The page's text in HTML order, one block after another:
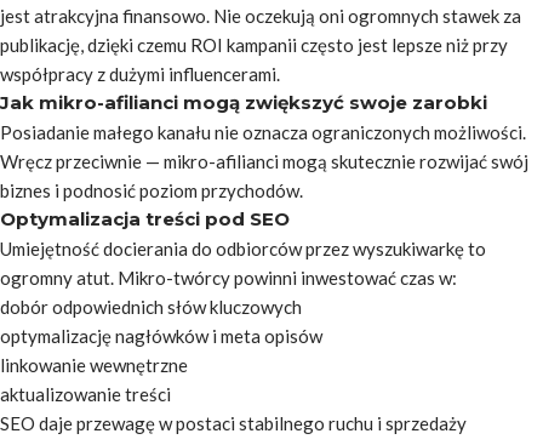
jest atrakcyjna finansowo. Nie oczekują oni ogromnych stawek za
publikację, dzięki czemu ROI kampanii często jest lepsze niż przy
współpracy z dużymi influencerami.
Jak mikro-afilianci mogą zwiększyć swoje zarobki
Posiadanie małego kanału nie oznacza ograniczonych możliwości.
Wręcz przeciwnie — mikro-afilianci mogą skutecznie rozwijać swój
biznes i podnosić poziom przychodów.
Optymalizacja treści pod SEO
Umiejętność docierania do odbiorców przez wyszukiwarkę to
ogromny atut. Mikro-twórcy powinni inwestować czas w:
dobór odpowiednich słów kluczowych
optymalizację nagłówków i meta opisów
linkowanie wewnętrzne
aktualizowanie treści
SEO daje przewagę w postaci stabilnego ruchu i sprzedaży